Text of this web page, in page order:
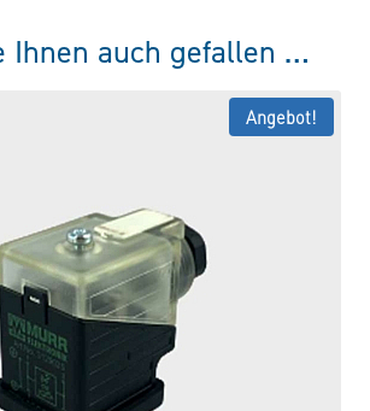
Ihnen auch gefallen …
Angebot!